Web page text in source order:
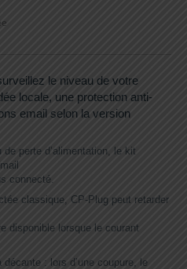
le niveau de votre
locale, une protection anti-
email selon la version
perte d’alimentation, le kit
connecté.
classique, CP-Plug peut retarder
disponible lorsque le courant
: lors d’une coupure, le